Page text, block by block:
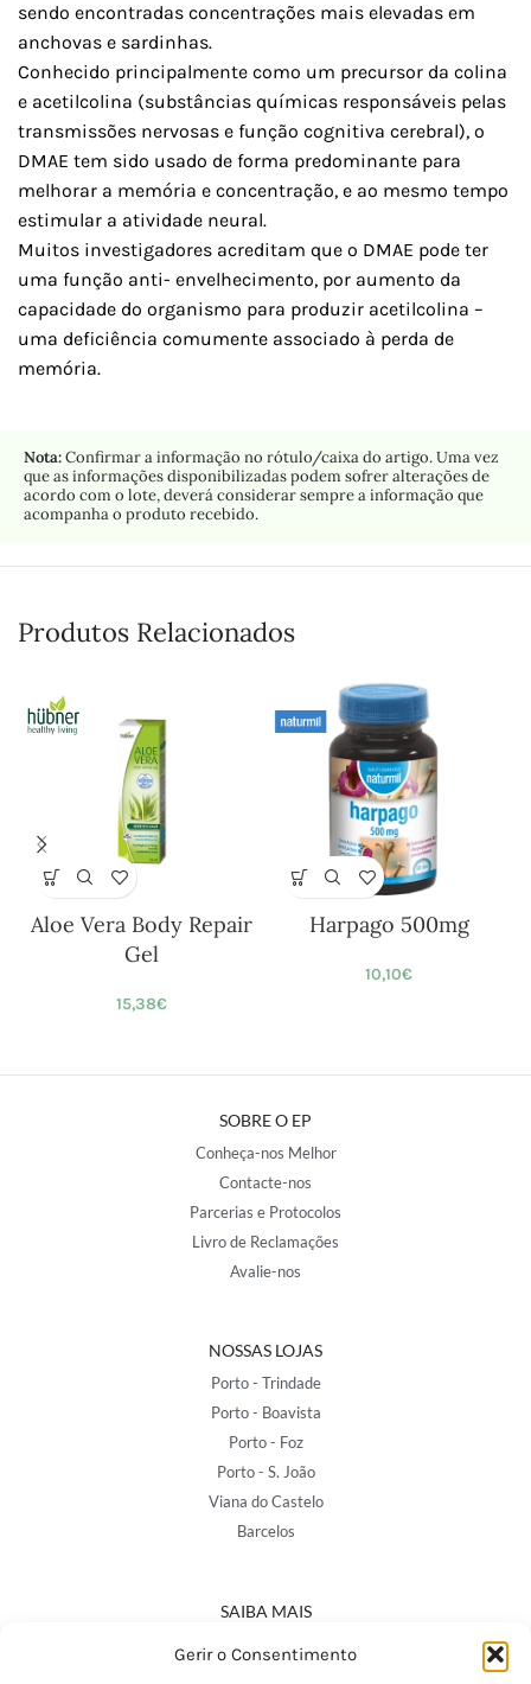
Gerir o Consentimento
sendo encontradas concentrações mais elevadas em
anchovas e sardinhas.
Conhecido principalmente como um precursor da colina
e acetilcolina (substâncias químicas responsáveis pelas
transmissões nervosas e função cognitiva cerebral), o
DMAE tem sido usado de forma predominante para
melhorar a memória e concentração, e ao mesmo tempo
estimular a atividade neural.
Muitos investigadores acreditam que o DMAE pode ter
uma função anti- envelhecimento, por aumento da
capacidade do organismo para produzir acetilcolina –
uma deficiência comumente associado à perda de
memória.
Nota:Confirmar a informação no rótulo/caixa do artigo. Uma vez
que as informações disponibilizadas podem sofrer alterações de
acordo com o lote, deverá considerar sempre a informação que
acompanha o produto recebido.
Produtos Relacionados
Aloe Vera Body Repair
Gel
15,38€
Harpago 500mg
10,10€
SOBRE O EP
Conheça-nos Melhor
Contacte-nos
Parcerias e Protocolos
Livro de Reclamações
Avalie-nos
NOSSAS LOJAS
Porto - Trindade
Porto - Boavista
Porto - Foz
Porto - S. João
Viana do Castelo
Barcelos
SAIBA MAIS
Política de Privacidade